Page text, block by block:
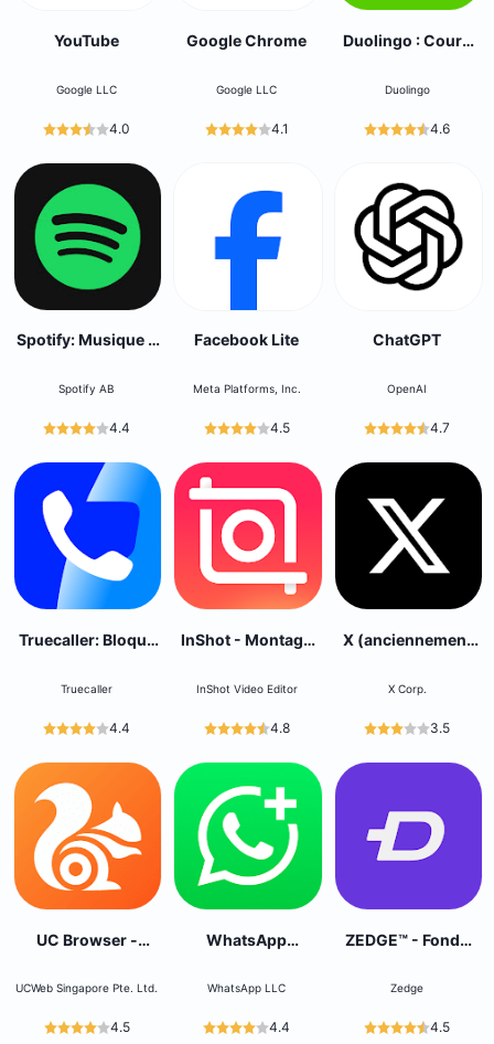
YouTube
Google LLC
4.0
Google Chrome
Google LLC
4.1
Duolingo : Cours
Duolingo
4.6
Spotify: Musique &
Spotify AB
4.4
Facebook Lite
Meta Platforms, Inc.
4.5
ChatGPT
OpenAI
4.7
Truecaller: Bloque
Truecaller
4.4
InShot - Montage
InShot Video Editor
4.8
X (anciennement
X Corp.
3.5
UC Browser -
UCWeb Singapore Pte. Ltd.
4.5
WhatsApp
WhatsApp LLC
4.4
ZEDGE™ - Fonds
Zedge
4.5